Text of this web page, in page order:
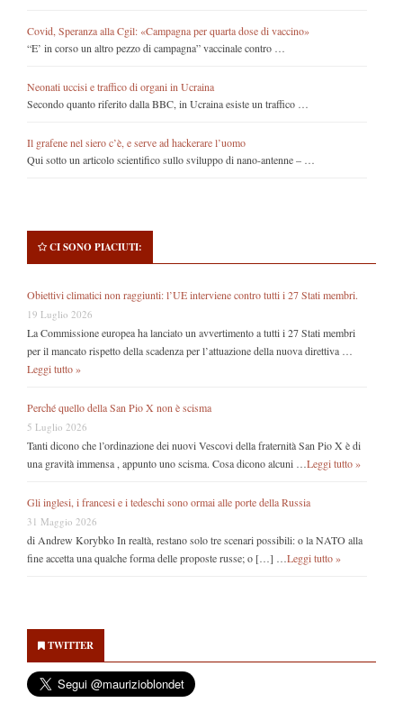
Covid, Speranza alla Cgil: «Campagna per quarta dose di vaccino»
“E’ in corso un altro pezzo di campagna” vaccinale contro …
Neonati uccisi e traffico di organi in Ucraina
Secondo quanto riferito dalla BBC, in Ucraina esiste un traffico …
Il grafene nel siero c’è, e serve ad hackerare l’uomo
Qui sotto un articolo scientifico sullo sviluppo di nano-antenne – …
CI SONO PIACIUTI:
Obiettivi climatici non raggiunti: l’UE interviene contro tutti i 27 Stati membri.
19 Luglio 2026
La Commissione europea ha lanciato un avvertimento a tutti i 27 Stati membri
per il mancato rispetto della scadenza per l’attuazione della nuova direttiva …
Leggi tutto »
Perché quello della San Pio X non è scisma
5 Luglio 2026
Tanti dicono che l’ordinazione dei nuovi Vescovi della fraternità San Pio X è di
una gravità immensa , appunto uno scisma. Cosa dicono alcuni …Leggi tutto »
Gli inglesi, i francesi e i tedeschi sono ormai alle porte della Russia
31 Maggio 2026
di Andrew Korybko In realtà, restano solo tre scenari possibili: o la NATO alla
fine accetta una qualche forma delle proposte russe; o […] …Leggi tutto »
Sidebar
TWITTER